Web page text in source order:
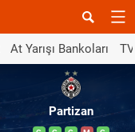
At Yarışı Bankoları
Partizan